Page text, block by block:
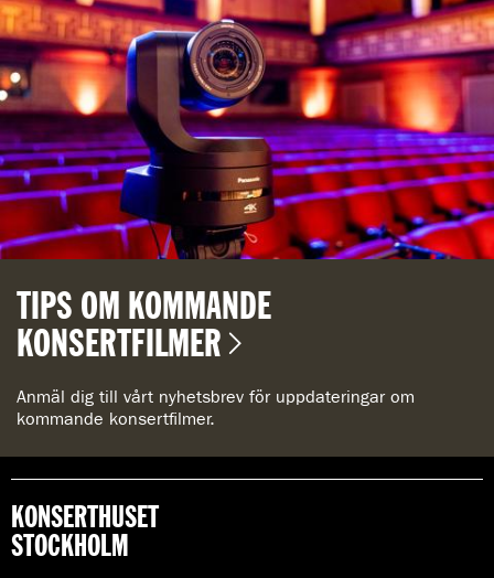
TIPS OM KOMMANDE
KONSERTFILMER
Anmäl dig till vårt nyhetsbrev för uppdateringar om
kommande konsertfilmer.
KONSERTHUSET
STOCKHOLM